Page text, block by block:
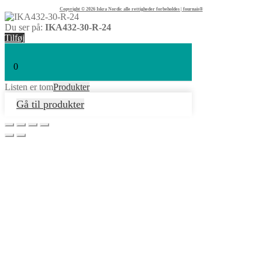
Copyright © 2026 Iskra Nordic alle rettigheder forbeholdes | fournais®
Du ser på: IKA432-30-R-24
Tilføj
0
Listen er tomProdukter
Gå til produkter